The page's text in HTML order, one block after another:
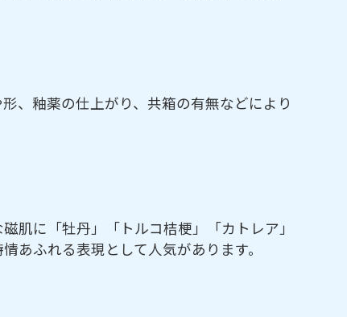
、釉薬の仕上がり、共箱の有無などにより
肌に「牡丹」「トルコ桔梗」「カトレア」
あふれる表現として人気があります。